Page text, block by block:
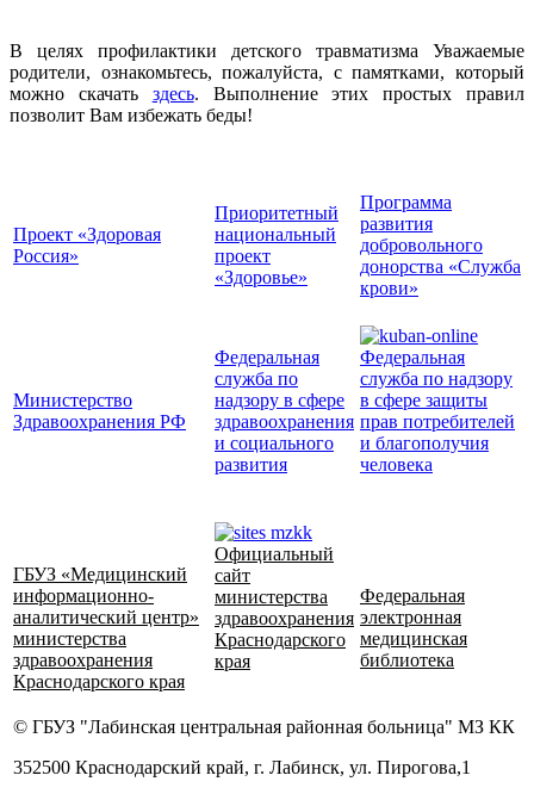
В целях профилактики детского травматизма Уважаемые
родители, ознакомьтесь, пожалуйста, с памятками, который
можно скачать здесь. Выполнение этих простых правил
позволит Вам избежать беды!
Проект «Здоровая
Россия»
Приоритетный
национальный
проект
«Здоровье»
Программа
развития
добровольного
донорства «Служба
крови»
Министерство
Здравоохранения РФ
Федеральная
служба по
надзору в сфере
здравоохранения
и социального
развития
Федеральная
служба по надзору
в сфере защиты
прав потребителей
и благополучия
человека
ГБУЗ «Медицинский
информационно-
аналитический центр»
министерства
здравоохранения
Краснодарского края
Официальный
сайт
министерства
здравоохранения
Краснодарского
края
Федеральная
электронная
медицинская
библиотека
© ГБУЗ "Лабинская центральная районная больница" МЗ КК
352500 Краснодарский край, г. Лабинск, ул. Пирогова,1